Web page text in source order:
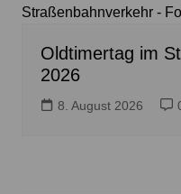
Straßenbahnverkehr -
Oldtimertag im
2026
8. August 2026